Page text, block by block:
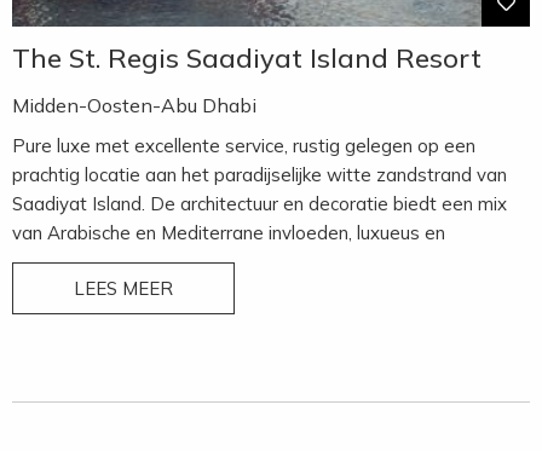
The St. Regis Saadiyat Island Resort
Midden-Oosten-Abu Dhabi
Pure luxe met excellente service, rustig gelegen op een
prachtig locatie aan het paradijselijke witte zandstrand van
Saadiyat Island. De architectuur en decoratie biedt een mix
van Arabische en Mediterrane invloeden, luxueus en
sprankelend. De service en culinaire verwennerijen staan op
een hoog niveau. De ligging op korte afstand van het centrum
van Abu Dhabi en naast de indrukwekkende 18-holes Gary
Faciliteiten:“Olea” restaurant met mediterrane keuken,
LEES MEER